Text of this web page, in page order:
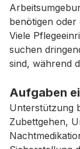
benötigen oder
Viele
suchen
sind, während
Aufgaben
Unterstützung
Zubettgehen,